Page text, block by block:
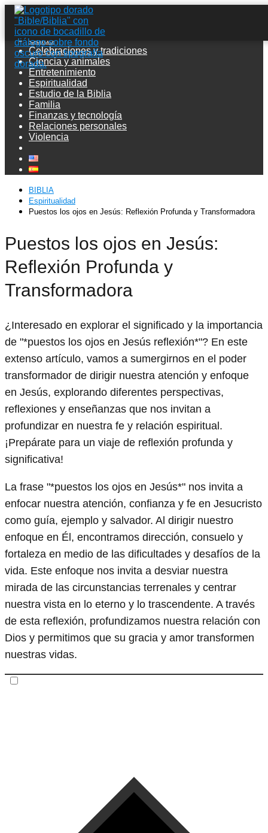
Guías
Celebraciones y tradiciones
Ciencia y animales
Entretenimiento
Espiritualidad
Estudio de la Biblia
Familia
Finanzas y tecnología
Relaciones personales
Violencia
BIBLIA
Espiritualidad
Puestos los ojos en Jesús: Reflexión Profunda y Transformadora
Puestos los ojos en Jesús:
Reflexión Profunda y
Transformadora
¿Interesado en explorar el significado y la importancia
de "*puestos los ojos en Jesús reflexión*"? En este
extenso artículo, vamos a sumergirnos en el poder
transformador de dirigir nuestra atención y enfoque
en Jesús, explorando diferentes perspectivas,
reflexiones y enseñanzas que nos invitan a
profundizar en nuestra fe y relación espiritual.
¡Prepárate para un viaje de reflexión profunda y
significativa!
La frase "*puestos los ojos en Jesús*" nos invita a
enfocar nuestra atención, confianza y fe en Jesucristo
como guía, ejemplo y salvador. Al dirigir nuestro
enfoque en Él, encontramos dirección, consuelo y
fortaleza en medio de las dificultades y desafíos de la
vida. Este enfoque nos invita a desviar nuestra
mirada de las circunstancias terrenales y centrar
nuestra vista en lo eterno y lo trascendente. A través
de esta reflexión, profundizamos nuestra relación con
Dios y permitimos que su gracia y amor transformen
nuestras vidas.